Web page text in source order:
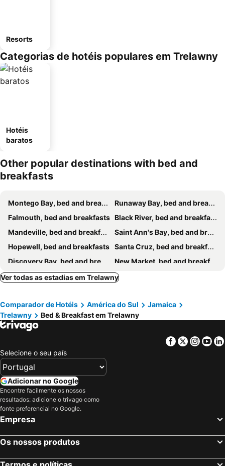
Resorts
Categorias de hotéis populares em Trelawny
Hotéis
baratos
Other popular destinations with bed and
breakfasts
Montego Bay, bed and breakfasts
Runaway Bay, bed and breakfasts
Falmouth, bed and breakfasts Black River, bed and breakfasts
Mandeville, bed and breakfasts
Saint Ann's Bay, bed and breakfasts
Hopewell, bed and breakfasts Santa Cruz, bed and breakfasts
Discovery Bay, bed and breakfasts
New Market, bed and breakfasts
Duncans, bed and breakfasts
Ver todas as estadias em Trelawny
Comparador de Hotéis América do Sul
Jamaica
Trelawny
Bed & Breakfast em Trelawny
Facebook
Twitter
Selecione o seu país
Adicionar no Google
Encontre facilmente os nossos
resultados: adicione o trivago como
fonte preferencial no Google.
Empresa
Os nossos produtos